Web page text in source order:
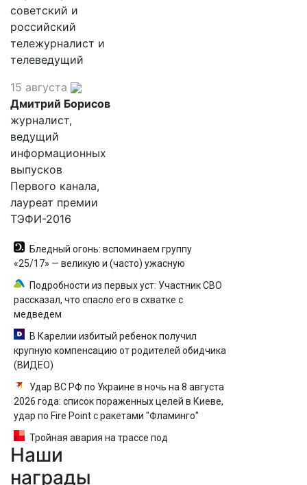
советский и
российский
тележурналист и
телеведущий
15 августа
Дмитрий Борисов
журналист,
ведущий
информационных
выпусков
Первого канала,
лауреат премии
ТЭФИ-2016
Бледный огонь: вспоминаем группу
«25/17» — великую и (часто) ужасную
Подробности из первых уст: Участник СВО
рассказал, что спасло его в схватке с
медведем
В Карелии избитый ребенок получил
крупную компенсацию от родителей обидчика
(ВИДЕО)
Удар ВС РФ по Украине в ночь на 8 августа
2026 года: список пораженных целей в Киеве,
удар по Fire Point с ракетами "Фламинго"
Тройная авария на трассе под
Волгоградом, в больнице 6 человек — видео
Наши
награды